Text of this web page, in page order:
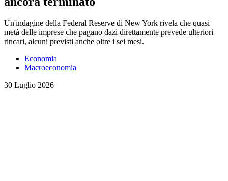
Un'indagine della Federal Reserve di New York rivela che quasi
metà delle imprese che pagano dazi direttamente prevede ulteriori
rincari, alcuni previsti anche oltre i sei mesi.
Economia
Macroeconomia
30 Luglio 2026